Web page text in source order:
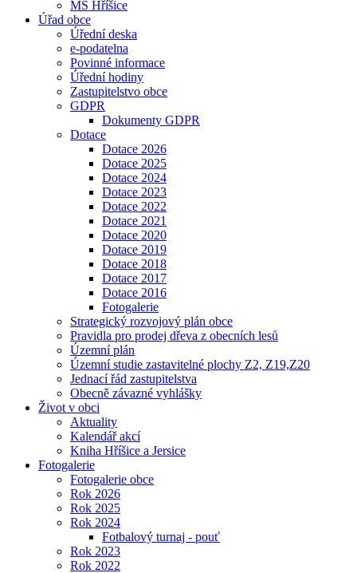
MŠ Hříšice
Úřad obce
Úřední deska
e-podatelna
Povinné informace
Úřední hodiny
Zastupitelstvo obce
GDPR
Dokumenty GDPR
Dotace
Dotace 2026
Dotace 2025
Dotace 2024
Dotace 2023
Dotace 2022
Dotace 2021
Dotace 2020
Dotace 2019
Dotace 2018
Dotace 2017
Dotace 2016
Fotogalerie
Strategický rozvojový plán obce
Pravidla pro prodej dřeva z obecních lesů
Územní plán
Územní studie zastavitelné plochy Z2, Z19,Z20
Jednací řád zastupitelstva
Obecně závazné vyhlášky
Život v obci
Aktuality
Kalendář akcí
Kniha Hříšice a Jersice
Fotogalerie
Fotogalerie obce
Rok 2026
Rok 2025
Rok 2024
Fotbalový turnaj - pouť
Rok 2023
Rok 2022